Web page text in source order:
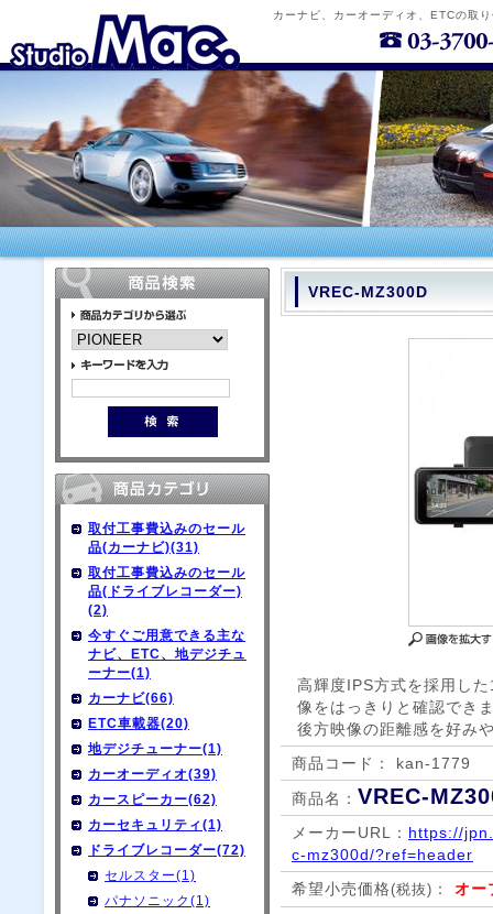
カーナビ、カーオーディオ、ETCの取
取付工事費込みのセール
品(カーナビ)(31)
取付工事費込みのセール
品(ドライブレコーダー)
(2)
今すぐご用意できる主な
ナビ、ETC、地デジチュ
ーナー(1)
カーナビ(66)
ETC車載器(20)
地デジチューナー(1)
カーオーディオ(39)
カースピーカー(62)
カーセキュリティ(1)
ドライブレコーダー(72)
セルスター(1)
パナソニック(1)
VREC-MZ300D
高輝度IPS方式を採用し
像をはっきりと確認でき
後方映像の距離感を好み
商品コード： kan-1779
商品名： VREC-
メーカーURL： https://
c-mz300d/?ref=header
希望小売価格(税抜) ： オー